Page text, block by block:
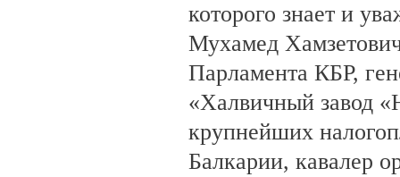
которого знает и
Мухамед
Парламента КБР,
«Халвичный завод
крупнейших
Балкарии, кавалер